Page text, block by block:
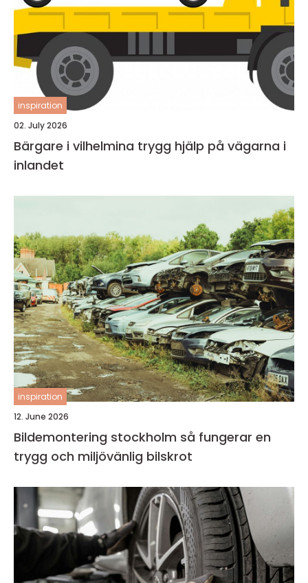
inspiration
02. July 2026
Bärgare i vilhelmina trygg hjälp på vägarna i
inlandet
inspiration
12. June 2026
Bildemontering stockholm så fungerar en
trygg och miljövänlig bilskrot